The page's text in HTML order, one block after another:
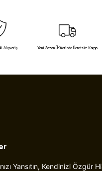
Alışveriş Yeni Sezon Ürünlerinde Ücretsiz Kargo
Yansıtın, Kendinizi Özgür